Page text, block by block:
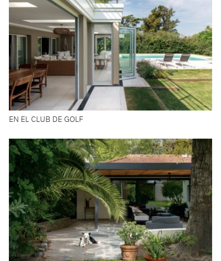
EN EL CLUB DE GOLF